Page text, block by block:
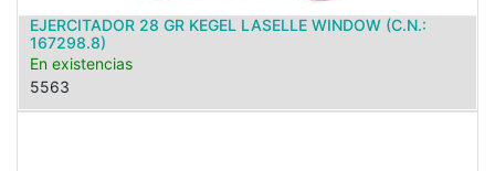
EJERCITADOR 28 GR KEGEL LASELLE WINDOW (C.N.:
167298.8)
En existencias
5563